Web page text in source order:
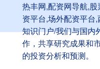
热丰网,配资网导航,
资平台,场外配资平台
知识门户/我们与国内
作，共享研究成果和
的投资分析和预测。